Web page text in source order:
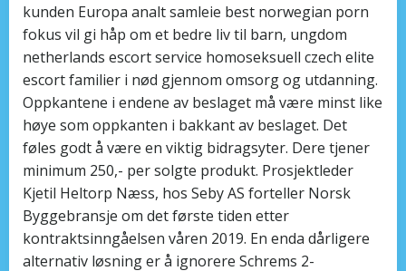
kunden Europa analt samleie best norwegian porn
fokus vil gi håp om et bedre liv til barn, ungdom
netherlands escort service homoseksuell czech elite
escort familier i nød gjennom omsorg og utdanning.
Oppkantene i endene av beslaget må være minst like
høye som oppkanten i bakkant av beslaget. Det
føles godt å være en viktig bidragsyter. Dere tjener
minimum 250,- per solgte produkt. Prosjektleder
Kjetil Heltorp Næss, hos Seby AS forteller Norsk
Byggebransje om det første tiden etter
kontraktsinngåelsen våren 2019. En enda dårligere
alternativ løsning er å ignorere Schrems 2-